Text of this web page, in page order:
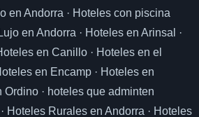
en Andorra · Hoteles con piscina
en Andorra · Hoteles en Arinsal
·
en Canillo · Hoteles en el
en Encamp · Hoteles en
Ordino · hoteles que adminten
· Hoteles Rurales en Andorra · Hoteles